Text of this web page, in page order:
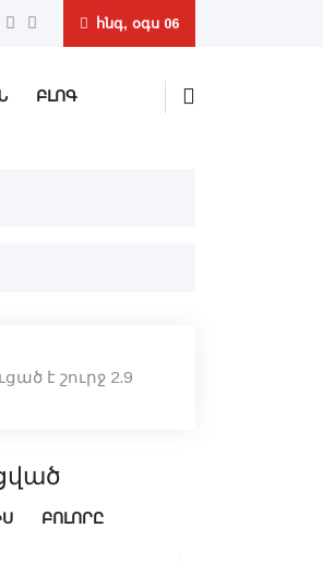
հնգ, օգս 06
ԲԼՈԳ
է շուրջ 2.9
ԲՈԼՈՐԸ